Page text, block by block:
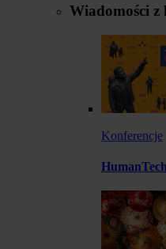
Wiadomości z
Konferencje